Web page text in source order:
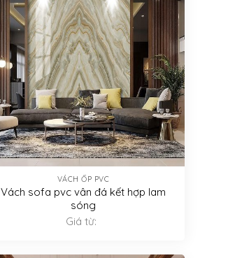
VÁCH ỐP PVC
Vách sofa pvc vân đá kết hợp lam
sóng
Giá từ: